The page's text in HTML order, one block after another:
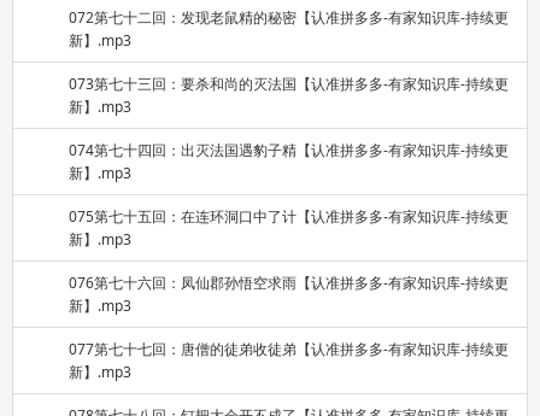
072第七十二回：发现老鼠精的秘密【认准拼多多-有家知识库-持续更
新】.mp3
073第七十三回：要杀和尚的灭法国【认准拼多多-有家知识库-持续更
新】.mp3
074第七十四回：出灭法国遇豹子精【认准拼多多-有家知识库-持续更
新】.mp3
075第七十五回：在连环洞口中了计【认准拼多多-有家知识库-持续更
新】.mp3
076第七十六回：凤仙郡孙悟空求雨【认准拼多多-有家知识库-持续更
新】.mp3
077第七十七回：唐僧的徒弟收徒弟【认准拼多多-有家知识库-持续更
新】.mp3